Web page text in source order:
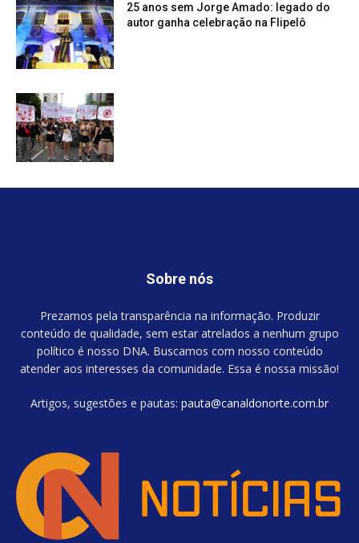
25 anos sem Jorge Amado: legado do
autor ganha celebração na Flipelô
Sobre nós
Prezamos pela transparência na informação. Produzir
conteúdo de qualidade, sem estar atrelados a nenhum grupo
político é nosso DNA. Buscamos com nosso conteúdo
atender aos interesses da comunidade. Essa é nossa missão!
Artigos, sugestões e pautas: pauta@canaldonorte.com.br